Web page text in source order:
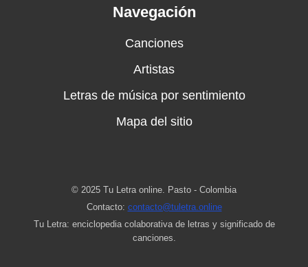
Navegación
Canciones
Artistas
Letras de música por sentimiento
Mapa del sitio
© 2025 Tu Letra online. Pasto - Colombia
Contacto: contacto@tuletra.online
Tu Letra: enciclopedia colaborativa de letras y significado de
canciones.